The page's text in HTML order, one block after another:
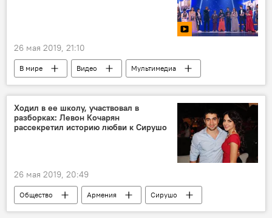
26 мая 2019, 21:10
В мире Видео Мультимедиа
Ходил в ее школу, участвовал в
разборках: Левон Кочарян
рассекретил историю любви к Сирушо
26 мая 2019, 20:49
Общество Армения
Сирушо
любовь
Кочарян